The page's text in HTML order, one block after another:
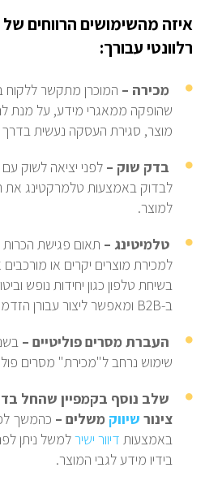
איזה מהשימושים הרווחים
רלוונטי עבורך:
מכירה – המוכרן מתקשר ללקוח
שהופקה ממאגרי מידע, על מנת
מוצר, סגירת העסקה נעשית בדרך
בדק שוק – לפני יציאה לשוק
לבדוק באמצעות טלמרקטינג את
למוצר.
טלמיטינג – תאום פגישת
למכירת מוצרים יקרים או
בשיחת טלפון כגון יחידות נופש
ב-B
2
B ומאפשר ליצור עבורן
העברת מסרים פוליטיים –
שימוש נרחב ל"מכירת" מסרים
שלב נוסף בקמפיין שהחל
צינור שיווק משלים – כהמשך
באמצעות דיוור ישירלמשל ניתן
בידיו מידע לגבי המוצר.